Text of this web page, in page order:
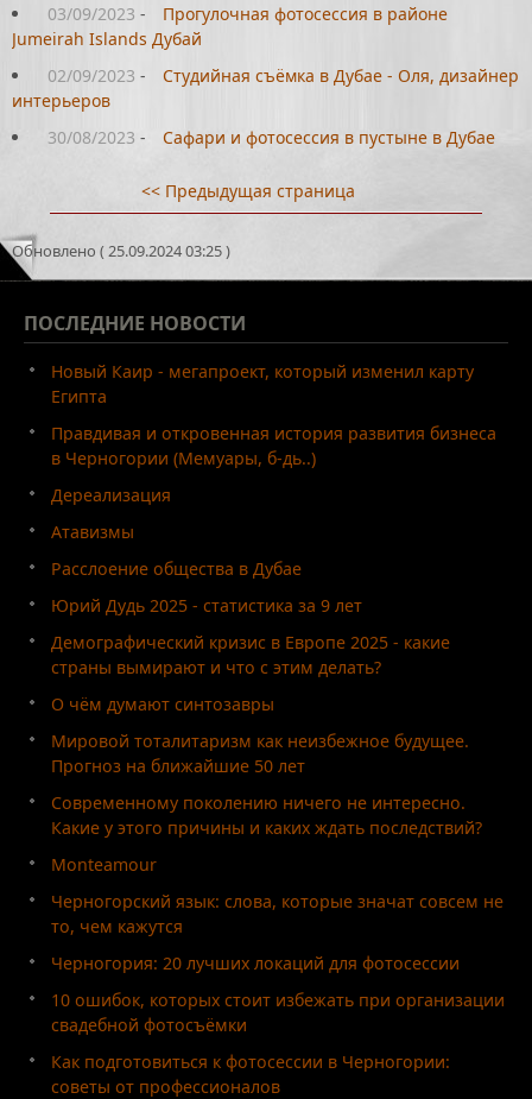
03/09/2023 -
Прогулочная фотосессия в районе
Jumeirah Islands Дубай
02/09/2023 -
Студийная съёмка в Дубае - Оля, дизайнер
интерьеров
30/08/2023 - Сафари и фотосессия в пустыне в Дубае
<< Предыдущая страница
Обновлено ( 25.09.2024 03:25 )
ПОСЛЕДНИЕ НОВОСТИ
Новый Каир - мегапроект, который изменил карту
Египта
Правдивая и откровенная история развития бизнеса
в Черногории (Мемуары, б-дь..)
Дереализация
Атавизмы
Расслоение общества в Дубае
Юрий Дудь 2025 - статистика за 9 лет
Демографический кризис в Европе 2025 - какие
страны вымирают и что с этим делать?
О чём думают синтозавры
Мировой тоталитаризм как неизбежное будущее.
Прогноз на ближайшие 50 лет
Современному поколению ничего не интересно.
Какие у этого причины и каких ждать последствий?
Monteamour
Черногорский язык: слова, которые значат совсем не
то, чем кажутся
Черногория: 20 лучших локаций для фотосессии
10 ошибок, которых стоит избежать при организации
свадебной фотосъёмки
Как подготовиться к фотосессии в Черногории:
советы от профессионалов